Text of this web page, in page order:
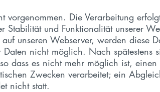
vorgenommen. Die Verarbeitung
Stabilität und Funktionalität unserer
unseren Webserver, werden diese
nicht möglich. Nach spätestens
dass es nicht mehr möglich ist,
Zwecken verarbeitet; ein
nicht statt.